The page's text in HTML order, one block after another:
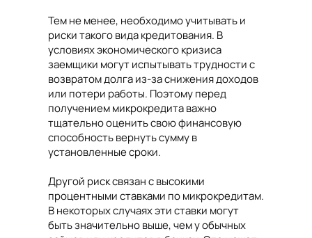
Тем не менее, необходимо учитывать и
риски такого вида кредитования. В
условиях экономического кризиса
заемщики могут испытывать трудности с
возвратом долга из-за снижения доходов
или потери работы. Поэтому перед
получением микрокредита важно
тщательно оценить свою финансовую
способность вернуть сумму в
установленные сроки.
Другой риск связан с высокими
процентными ставками по микрокредитам.
В некоторых случаях эти ставки могут
быть значительно выше, чем у обычных